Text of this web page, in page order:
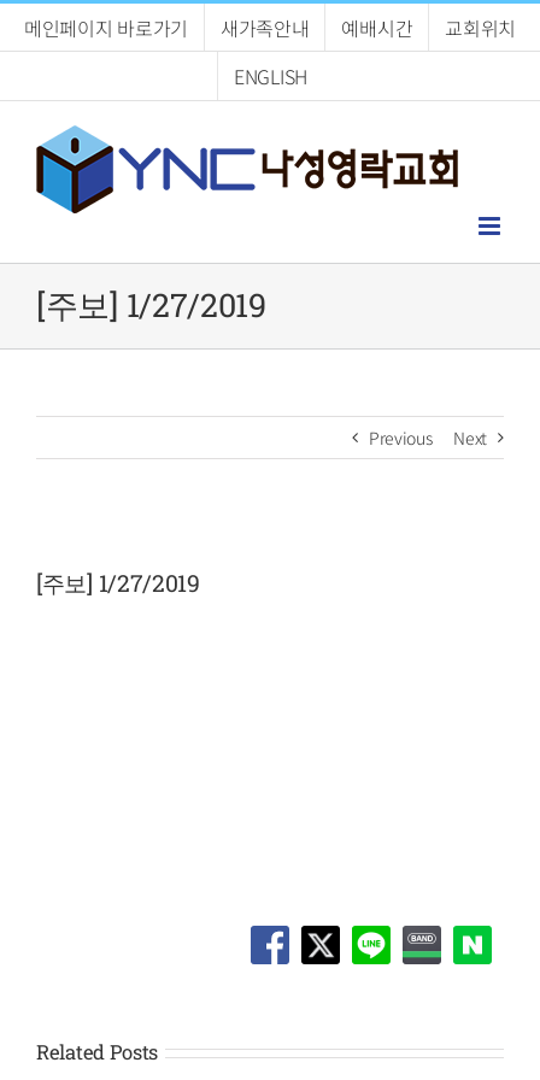
메인페이지 바로가기 새가족안내 예배시간
교회위치
ENGLISH
[주보] 1/27/2019
Previous Next
Larger
Image
[주보] 1/27/2019
Related Posts